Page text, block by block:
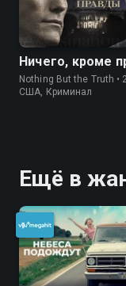
Ничего, кроме
Nothing But the Truth •
США, Криминал
Ещё в